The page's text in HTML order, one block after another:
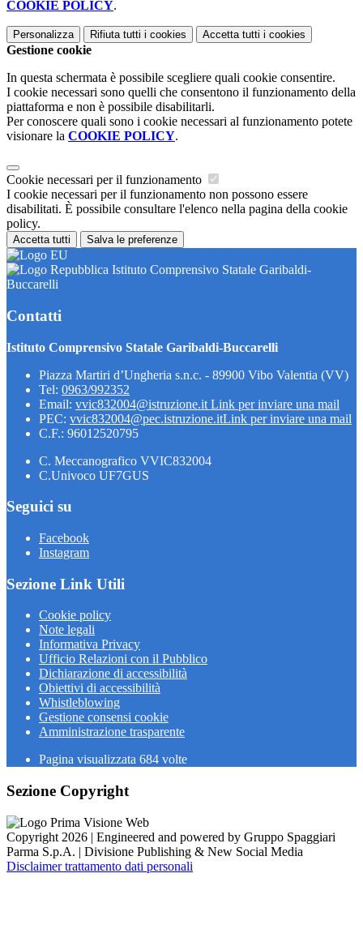
COOKIE POLICY.
Personalizza Rifiuta tutti i cookies Accetta tutti i cookies
Gestione cookie
In questa schermata è possibile scegliere quali cookie consentire.
I cookie necessari sono quelli che consentono il funzionamento della
piattaforma e non è possibile disabilitarli.
Per conoscere quali sono i cookie necessari al funzionamento potete
visionare la COOKIE POLICY.
Cookie necessari per il funzionamento
I cookie necessari per il funzionamento non possono essere
disabilitati. È possibile consultare l'elenco nella pagina della cookie
policy.
Accetta tutti Salva le preferenze
Istituto Comprensivo Statale Garibaldi-
Buccarelli
Contatti
Istituto Comprensivo Statale Garibaldi-Buccarelli
Piazza Martiri d’Ungheria s.n.c. - 89900 Vibo Valentia (VV)
Tel: 0963/992352
Email: vvic832004@istruzione.it Link per inviare una mail
PEC: vvic832004@pec.istruzione.itLink per inviare una mail
C.F.: 96012520795
C. Meccanografico VVIC832004
C.Univoco UF7GUS
Seguici su
Facebook
Instagram
Sezione Link Utili
Cookie policy
Note legali
Informativa Privacy
Ufficio Relazioni con il Pubblico
Dichiarazione di accessibilità
Obiettivi di accessibilità
Whistleblowing
Gestione consensi cookie
Amministrazione trasparente
Pagina visualizzata 684 volte
Sezione Copyright
Copyright 2026 | Engineered and powered by Gruppo Spaggiari
Parma S.p.A. | Divisione Publishing & New Social Media
Disclaimer trattamento dati personali